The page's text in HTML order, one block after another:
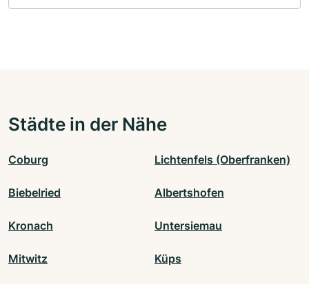
Städte in der Nähe
Coburg Lichtenfels (Oberfranken)
Biebelried Albertshofen
Kronach Untersiemau
Mitwitz Küps